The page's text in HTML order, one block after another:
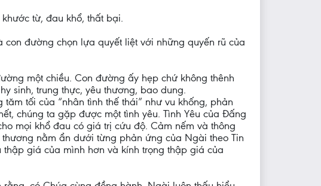
từ, đau khổ, thất bại.
đường chọn lựa quyết liệt với những quyến rũ của
một chiều. Con đường ấy hẹp chứ không thênh
sinh, trung thực, yêu thương, bao dung.
tối của “nhân tình thế thái” như vu khống, phản
chúng ta gặp được một tình yêu. Tình Yêu của Đấng
mọi khổ đau có giá trị cứu độ. Cảm nếm và thông
nằm ẩn dưới từng phản ứng của Ngài theo Tin
giá của mình hơn và kính trọng thập giá của